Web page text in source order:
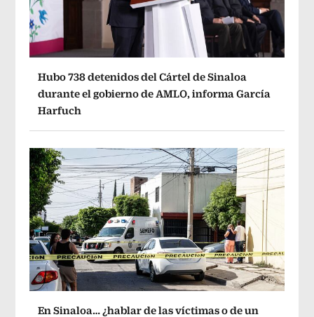
Hubo 738 detenidos del Cártel de Sinaloa
durante el gobierno de AMLO, informa García
Harfuch
En Sinaloa… ¿hablar de las víctimas o de un